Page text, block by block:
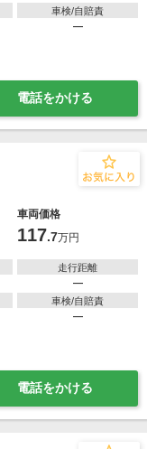
車検/自賠責
―
電話をかける
車両価格
117.7万円
走行距離
―
車検/自賠責
―
電話をかける